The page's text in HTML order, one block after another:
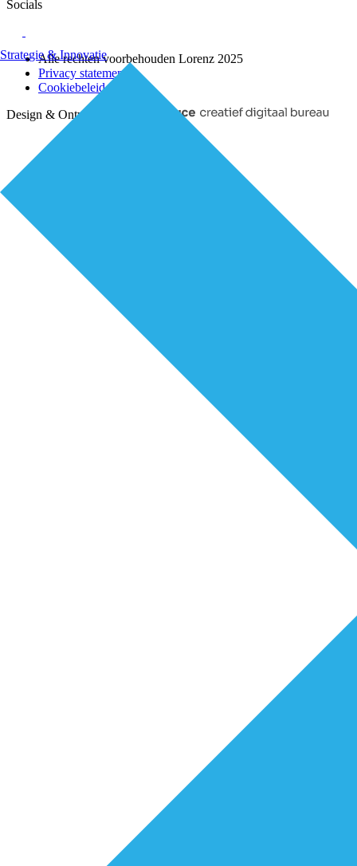
Strategie & Innovatie
Socials
Alle rechten voorbehouden Lorenz 2025
Privacy statement
Cookiebeleid (EU)
Design & Ontwikkeling door